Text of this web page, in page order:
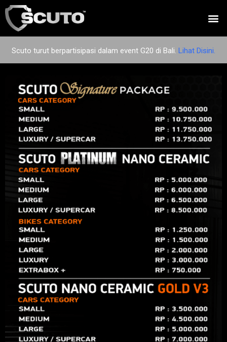
Scuto turut berpartisipasi dalam event G20 di Bali. Lihat Disini.